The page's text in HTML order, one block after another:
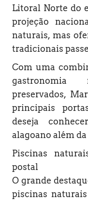
Litoral Norte do
projeção
naturais, mas
tradicionais
Com uma
preservados,
principais
deseja
alagoano além
Piscinas
postal
O grande
piscinas